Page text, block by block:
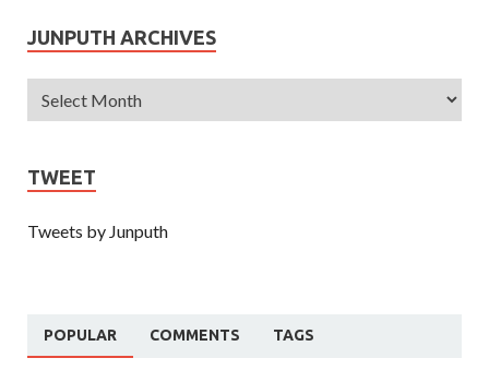
JUNPUTH ARCHIVES
TWEET
Tweets by Junputh
POPULAR COMMENTS TAGS